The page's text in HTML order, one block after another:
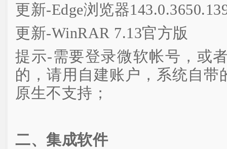
更新-Edge浏览器
更新-WinRAR 7.13官方版
提示-需要登录微软帐号，或
的，请用自建账户，系统自带
原生不支持；
二、集成软件